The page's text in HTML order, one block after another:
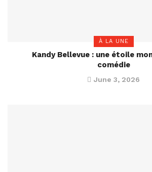
À LA UNE
Kandy Bellevue : une étoile
comédie
June 3, 2026